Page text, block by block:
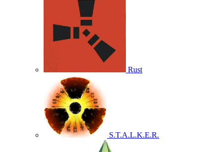
Rust
S.T.A.L.K.E.R.